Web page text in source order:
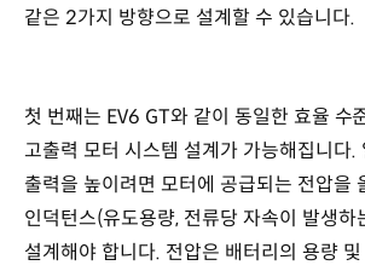
같은 2가지 방향으로 설계할 수 있습니다.
첫 번째는 EV6 GT와 같이 동일한 효율 수
고출력 모터 시스템 설계가 가능해집니다.
출력을 높이려면 모터에 공급되는 전압을
인덕턴스(유도용량, 전류당 자속이 발생하
설계해야 합니다. 전압은 배터리의 용량